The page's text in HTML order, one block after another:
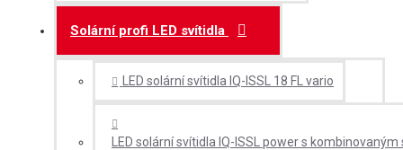
Solární profi LED svítidla
LED solární svítidla IQ-ISSL 18 FL vario
LED solární svítidla IQ-ISSL power s